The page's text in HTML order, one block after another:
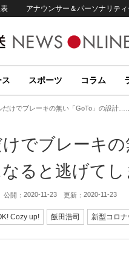
アナウンサー＆パーソナリティ
スポーツ コラム
だけでブレーキの無い「GoTo」の設計
けでブレーキ
ると逃げてし
公開： 2020-11-23 更新： 2020-11-23
Cozy up! 飯田浩司 新型コロ